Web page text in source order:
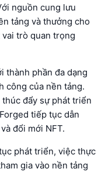
nguồn cung lưu
tảng và thưởng cho
trò quan trọng
thành phần đa dạng
công của nền tảng.
đẩy sự phát triển
tiếp tục dẫn
đổi mới NFT.
phát triển, việc thực
gia vào nền tảng